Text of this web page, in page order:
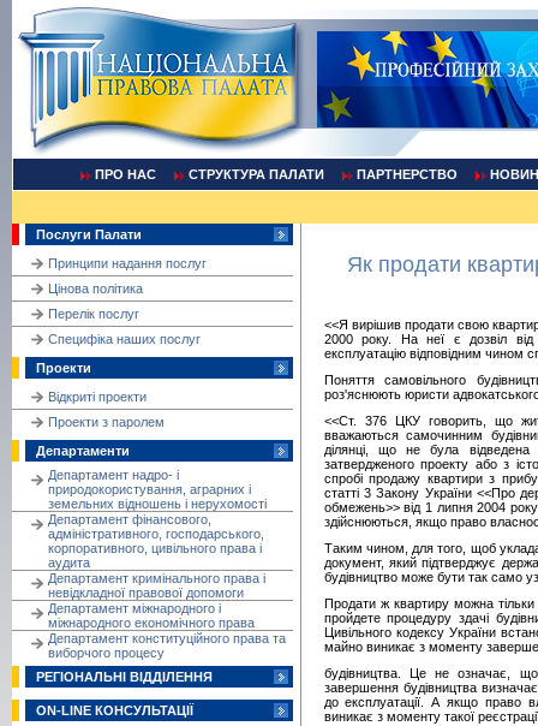
ПРО НАС СТРУКТУРА ПАЛАТИ ПАРТНЕРСТВО
Послуги Палати
Принципи надання послуг
Цінова політика
Перелік послуг
Cпецифіка наших послуг
Проекти
Відкриті проекти
Проекти з паролем
Департаменти
Департамент надро- і
природокористування, аграрних і
земельних відношень і нерухомості
Департамент фінансового,
адміністративного, господарського,
корпоративного, цивільного права і
аудита
Департамент кримінального права і
невідкладної правової допомоги
Департамент міжнародного і
міжнародного економічного права
Департамент конституційного права та
виборчого процесу
РЕГІОНАЛЬНІ ВІДДІЛЕННЯ
ON-LINE КОНСУЛЬТАЦІЇ
Як продати
<<Я вирішив продати свою
2000 року. На неї є дозвіл
експлуатацію відповідним чином
Поняття самовільного
роз'яснюють юристи
<<Ст. 376 ЦКУ говорить, що
вважаються самочинним
ділянці, що не була
затвердженого проекту або з
спробі продажу квартири з
статті 3 Закону України <<Про
обмежень>> від 1 липня 2004
здійснюються, якщо право
Таким чином, для того, щоб
документ, який підтверджує
будівництво може бути так само
Продати ж квартиру можна
пройдете процедуру здачі
Цивільного кодексу України
майно виникає з моменту
будівництва. Це не означає,
завершення будівництва
до експлуатації. А якщо право
виникає з моменту такої